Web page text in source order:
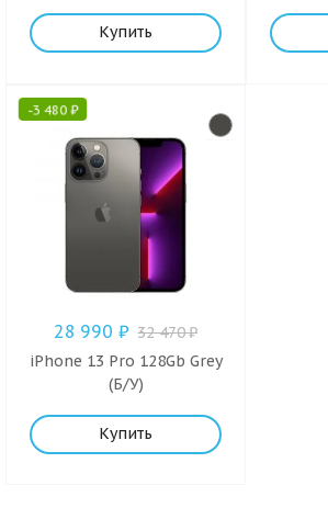
Купить
-3 480₽
28 990 ₽ 32 470₽
iPhone 13 Pro 128Gb Grey
(Б/У)
Купить